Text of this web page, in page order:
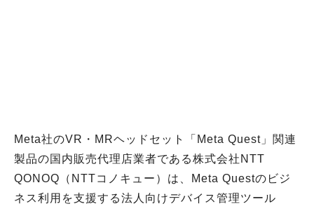
Meta社のVR・MRヘッドセット「Meta Quest」関連
製品の国内販売代理店業者である株式会社NTT
QONOQ（NTTコノキュー）は、Meta Questのビジ
ネス利用を支援する法人向けデバイス管理ツール